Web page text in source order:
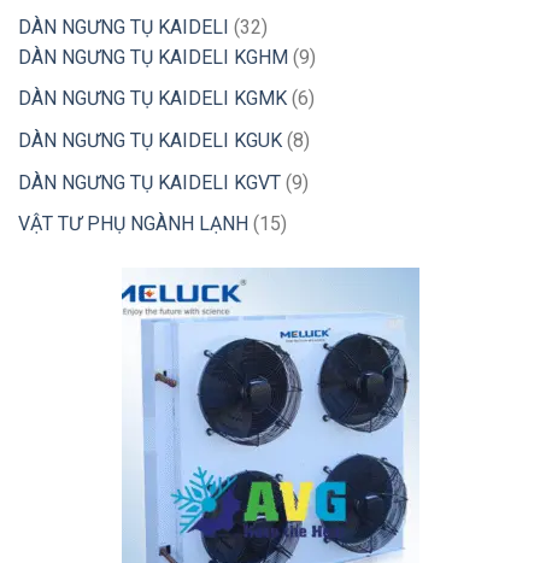
sản
phẩm
DÀN NGƯNG TỤ KAIDELI 3232
sản
phẩm
DÀN NGƯNG TỤ KAIDELI KGHM 99
sản
phẩm
DÀN NGƯNG TỤ KAIDELI KGMK 66
DÀN NGƯNG TỤ KAIDELI KGUK 88
sản
phẩm
DÀN NGƯNG TỤ KAIDELI KGVT 99
VẬT TƯ PHỤ NGÀNH LẠNH 1515